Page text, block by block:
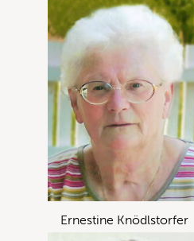
Ernestine Knödlstorfer